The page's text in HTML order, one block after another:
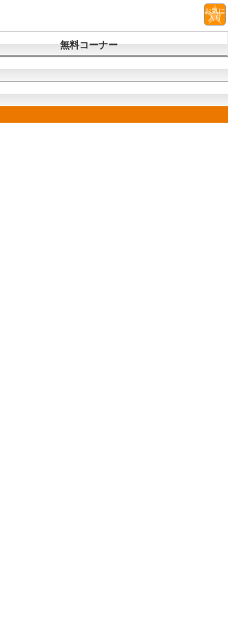
お気に
入り
無料コーナー